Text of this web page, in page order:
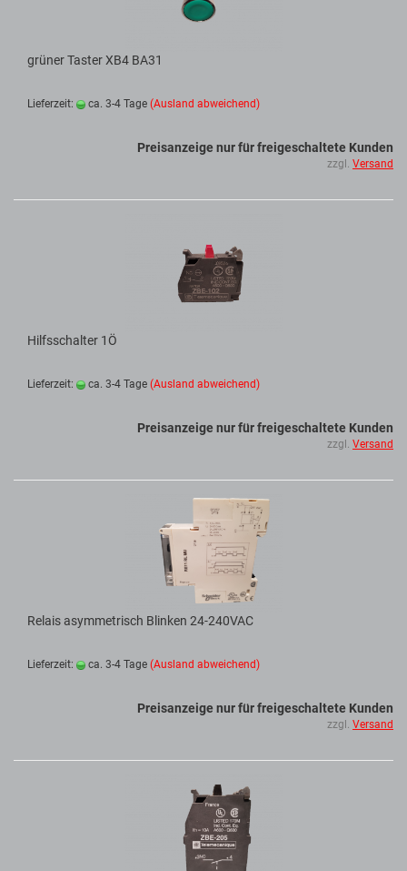
grüner Taster XB4 BA31
Lieferzeit: ca. 3-4 Tage (Ausland abweichend)
Preisanzeige nur für freigeschaltete Kunden
zzgl. Versand
Hilfsschalter 1Ö
Lieferzeit: ca. 3-4 Tage (Ausland abweichend)
Preisanzeige nur für freigeschaltete Kunden
zzgl. Versand
Relais asymmetrisch Blinken 24-240VAC
Lieferzeit: ca. 3-4 Tage (Ausland abweichend)
Preisanzeige nur für freigeschaltete Kunden
zzgl. Versand